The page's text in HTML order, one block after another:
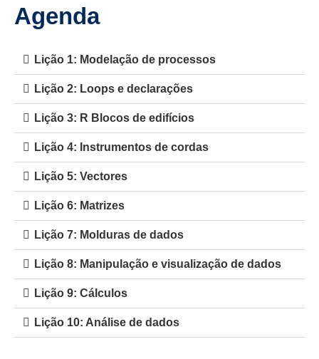
Agenda
Lição 1: Modelação de processos
Lição 2: Loops e declarações
Lição 3: R Blocos de edifícios
Lição 4: Instrumentos de cordas
Lição 5: Vectores
Lição 6: Matrizes
Lição 7: Molduras de dados
Lição 8: Manipulação e visualização de dados
Lição 9: Cálculos
Lição 10: Análise de dados